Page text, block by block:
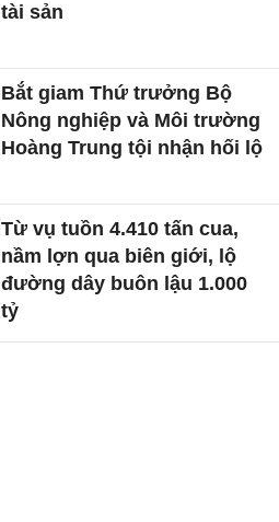
tài sản
Bắt giam Thứ trưởng Bộ
Nông nghiệp và Môi trường
Hoàng Trung tội nhận hối lộ
Từ vụ tuồn 4.410 tấn cua,
nầm lợn qua biên giới, lộ
đường dây buôn lậu 1.000
tỷ